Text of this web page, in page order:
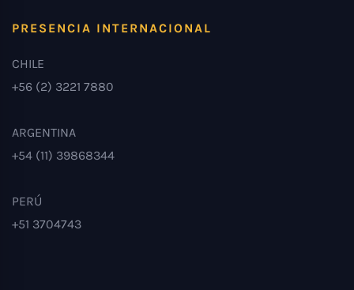
PRESENCIA INTERNACIONAL
CHILE
+56 (2) 3221 7880
ARGENTINA
+54 (11) 39868344
PERÚ
+51 3704743